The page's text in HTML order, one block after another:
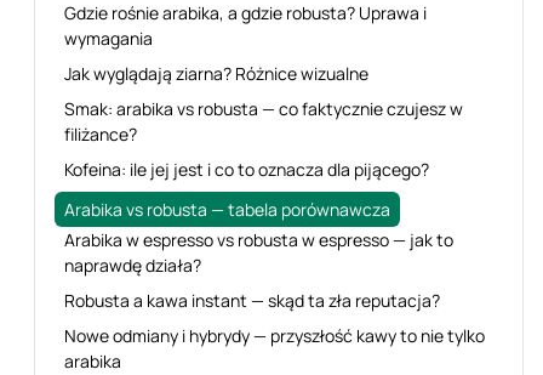
Gdzie rośnie arabika, a gdzie robusta? Uprawa i
wymagania
Jak wyglądają ziarna? Różnice wizualne
Smak: arabika vs robusta — co faktycznie czujesz w
filiżance?
Kofeina: ile jej jest i co to oznacza dla pijącego?
Arabika vs robusta — tabela porównawcza
Arabika w espresso vs robusta w espresso — jak to
naprawdę działa?
Robusta a kawa instant — skąd ta zła reputacja?
Nowe odmiany i hybrydy — przyszłość kawy to nie tylko
arabika